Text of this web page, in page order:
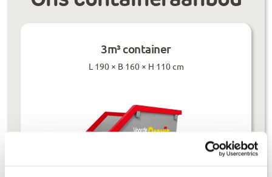
3m³ container
L 190 × B 160 × H 110 cm